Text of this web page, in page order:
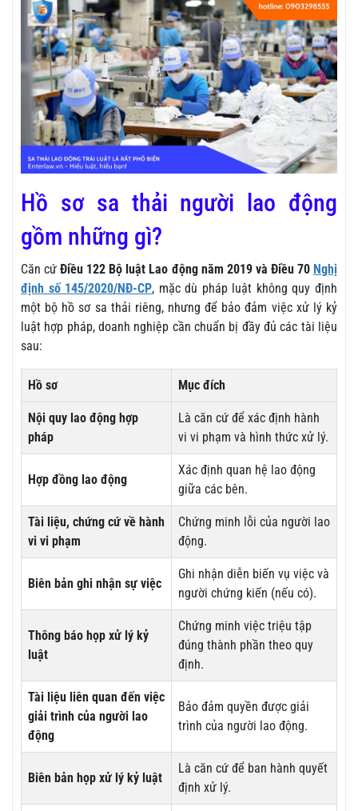
Hồ sơ sa thải người lao động
gồm những gì?
Căn cứĐiều 122 Bộ luật Lao động năm 2019 và Điều 70 Nghị
định số 145/2020/NĐ-CP, mặc dù pháp luật không quy định
một bộ hồ sơ sa thải riêng, nhưng để bảo đảm việc xử lý kỷ
luật hợp pháp, doanh nghiệp cần chuẩn bị đầy đủ các tài liệu
sau:
Hồ sơ Mục đích
Nội quy lao động hợp
pháp
Là căn cứ để xác định hành
vi vi phạm và hình thức xử lý.
Hợp đồng lao động
Xác định quan hệ lao động
giữa các bên.
Tài liệu, chứng cứ về hành
vi vi phạm
Chứng minh lỗi của người lao
động.
Biên bản ghi nhận sự việc
Ghi nhận diễn biến vụ việc và
người chứng kiến (nếu có).
Thông báo họp xử lý kỷ
luật
Chứng minh việc triệu tập
đúng thành phần theo quy
định.
Tài liệu liên quan đến việc
giải trình của người lao
động
Bảo đảm quyền được giải
trình của người lao động.
Biên bản họp xử lý kỷ luật
Là căn cứ để ban hành quyết
định xử lý.